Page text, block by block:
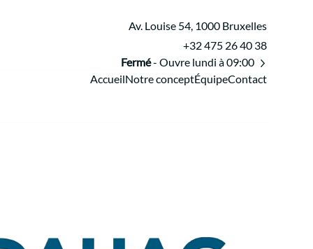
Av. Louise 54, 1000 Bruxelles
+32 475 26 40 38
Fermé- Ouvre lundi à 09:00
AccueilNotre conceptÉquipeContact